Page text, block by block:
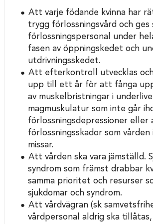
Att varje födande kvinna har
trygg förlossningsvård och ges
förlossningspersonal under
fasen av öppningskedet och
utdrivningsskedet.
Att efterkontroll utvecklas
upp till ett år för att fånga
av muskelbristningar i
magmuskulatur som inte går
förlossningsdepressioner eller
förlossningsskador som
missar.
Att vården ska vara jämställd.
syndrom som främst drabbar
samma prioritet och resurser
sjukdomar och syndrom.
Att vårdvägran (sk
vårdpersonal aldrig ska